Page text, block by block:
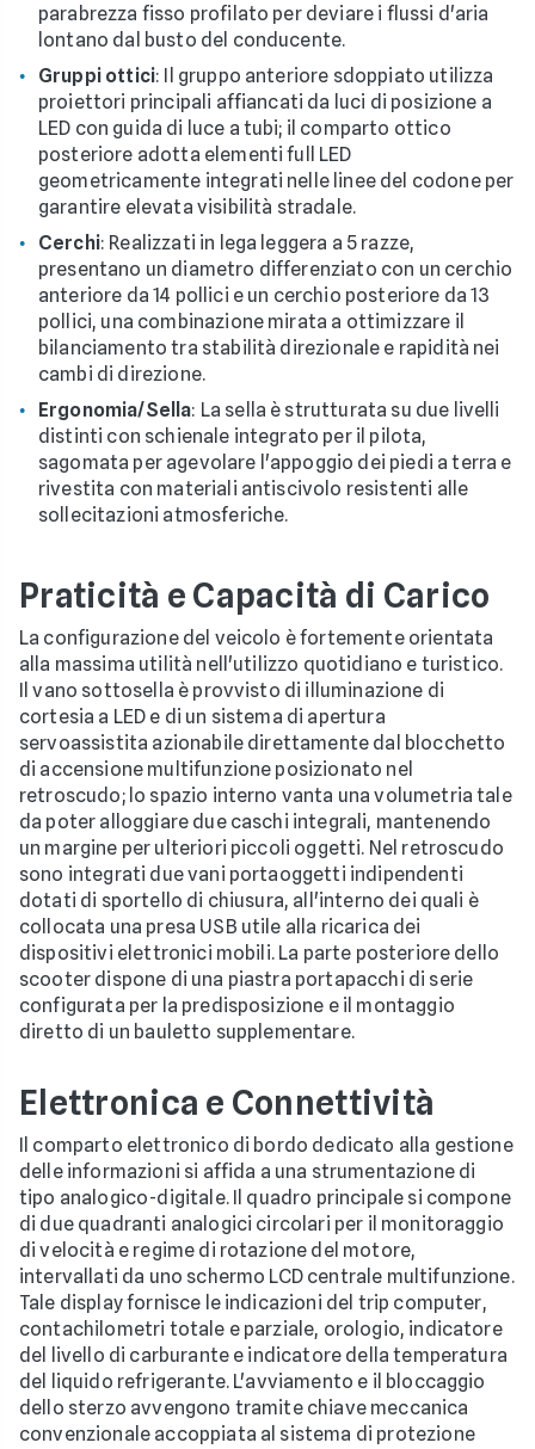
parabrezza fisso profilato per deviare i flussi d'aria
lontano dal busto del conducente.
Gruppi ottici: Il gruppo anteriore sdoppiato utilizza
proiettori principali affiancati da luci di posizione a
LED con guida di luce a tubi; il comparto ottico
posteriore adotta elementi full LED
geometricamente integrati nelle linee del codone per
garantire elevata visibilità stradale.
Cerchi: Realizzati in lega leggera a 5 razze,
presentano un diametro differenziato con un cerchio
anteriore da 14 pollici e un cerchio posteriore da 13
pollici, una combinazione mirata a ottimizzare il
bilanciamento tra stabilità direzionale e rapidità nei
cambi di direzione.
Ergonomia/Sella: La sella è strutturata su due livelli
distinti con schienale integrato per il pilota,
sagomata per agevolare l'appoggio dei piedi a terra e
rivestita con materiali antiscivolo resistenti alle
sollecitazioni atmosferiche.
Praticità e Capacità di Carico
La configurazione del veicolo è fortemente orientata
alla massima utilità nell'utilizzo quotidiano e turistico.
Il vano sottosella è provvisto di illuminazione di
cortesia a LED e di un sistema di apertura
servoassistita azionabile direttamente dal blocchetto
di accensione multifunzione posizionato nel
retroscudo; lo spazio interno vanta una volumetria tale
da poter alloggiare due caschi integrali, mantenendo
un margine per ulteriori piccoli oggetti. Nel retroscudo
sono integrati due vani portaoggetti indipendenti
dotati di sportello di chiusura, all'interno dei quali è
collocata una presa USB utile alla ricarica dei
dispositivi elettronici mobili. La parte posteriore dello
scooter dispone di una piastra portapacchi di serie
configurata per la predisposizione e il montaggio
diretto di un bauletto supplementare.
Elettronica e Connettività
Il comparto elettronico di bordo dedicato alla gestione
delle informazioni si affida a una strumentazione di
tipo analogico-digitale. Il quadro principale si compone
di due quadranti analogici circolari per il monitoraggio
di velocità e regime di rotazione del motore,
intervallati da uno schermo LCD centrale multifunzione.
Tale display fornisce le indicazioni del trip computer,
contachilometri totale e parziale, orologio, indicatore
del livello di carburante e indicatore della temperatura
del liquido refrigerante. L'avviamento e il bloccaggio
dello sterzo avvengono tramite chiave meccanica
convenzionale accoppiata al sistema di protezione